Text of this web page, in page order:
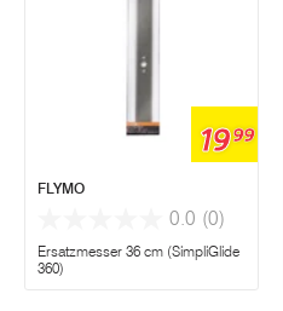
1999
FLYMO
0.0 (0)
Ersatzmesser 36 cm (SimpliGlide
360)